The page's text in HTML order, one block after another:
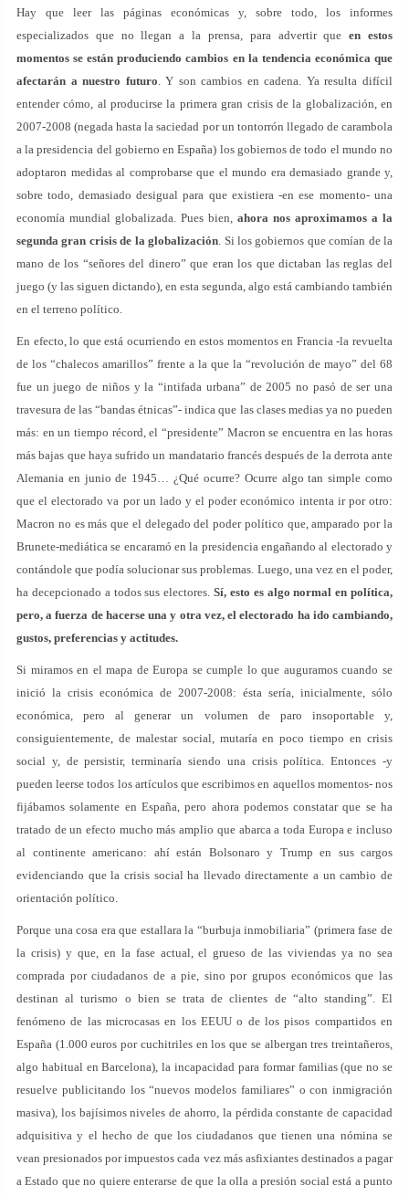
Hay que leer las páginas económicas y, sobre todo, los informes
especializados que no llegan a la prensa, para advertir queen estos
momentos se están produciendo cambios en la tendencia económica que
afectarán a nuestro futuro. Y son cambios en cadena. Ya resulta difícil
entender cómo, al producirse la primera gran crisis de la globalización, en
2007-2008 (negada hasta la saciedad por un tontorrón llegado de carambola
a la presidencia del gobierno en España) los gobiernos de todo el mundo no
adoptaron medidas al comprobarse que el mundo era demasiado grande y,
sobre todo, demasiado desigual para que existiera -en ese momento- una
economía mundial globalizada. Pues bien, ahora nos aproximamos a la
segunda gran crisis de la globalización. Si los gobiernos que comían de la
mano de los “señores del dinero” que eran los que dictaban las reglas del
juego (y las siguen dictando), en esta segunda, algo está cambiando también
en el terreno político.
En efecto, lo que está ocurriendo en estos momentos en Francia -la revuelta
de los “chalecos amarillos” frente a la que la “revolución de mayo” del 68
fue un juego de niños y la “intifada urbana” de 2005 no pasó de ser una
travesura de las “bandas étnicas”- indica que las clases medias ya no pueden
más: en un tiempo récord, el “presidente” Macron se encuentra en las horas
más bajas que haya sufrido un mandatario francés después de la derrota ante
Alemania en junio de 1945… ¿Qué ocurre? Ocurre algo tan simple como
que el electorado va por un lado y el poder económico intenta ir por otro:
Macron no es más que el delegado del poder político que, amparado por la
Brunete-mediática se encaramó en la presidencia engañando al electorado y
contándole que podía solucionar sus problemas. Luego, una vez en el poder,
ha decepcionado a todos sus electores. Sí, esto es algo normal en política,
pero, a fuerza de hacerse una y otra vez, el electorado ha ido cambiando,
gustos, preferencias y actitudes.
Si miramos en el mapa de Europa se cumple lo que auguramos cuando se
inició la crisis económica de 2007-2008: ésta sería, inicialmente, sólo
económica, pero al generar un volumen de paro insoportable y,
consiguientemente, de malestar social, mutaría en poco tiempo en crisis
social y, de persistir, terminaría siendo una crisis política. Entonces -y
pueden leerse todos los artículos que escribimos en aquellos momentos- nos
fijábamos solamente en España, pero ahora podemos constatar que se ha
tratado de un efecto mucho más amplio que abarca a toda Europa e incluso
al continente americano: ahí están Bolsonaro y Trump en sus cargos
evidenciando que la crisis social ha llevado directamente a un cambio de
orientación político.
Porque una cosa era que estallara la “burbuja inmobiliaria” (primera fase de
la crisis) y que, en la fase actual, el grueso de las viviendas ya no sea
comprada por ciudadanos de a pie, sino por grupos económicos que las
destinan al turismo o bien se trata de clientes de “alto standing”. El
fenómeno de las microcasas en los EEUU o de los pisos compartidos en
España (1.000 euros por cuchitriles en los que se albergan tres treintañeros,
algo habitual en Barcelona), la incapacidad para formar familias (que no se
resuelve publicitando los “nuevos modelos familiares” o con inmigración
masiva), los bajísimos niveles de ahorro, la pérdida constante de capacidad
adquisitiva y el hecho de que los ciudadanos que tienen una nómina se
vean presionados por impuestos cada vez más asfixiantes destinados a pagar
a Estado que no quiere enterarse de que la olla a presión social está a punto